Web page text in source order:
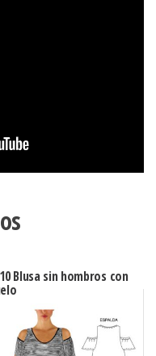
Blusa sin hombros con